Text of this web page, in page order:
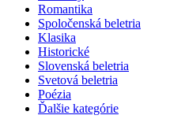
Romantika
Spoločenská beletria
Klasika
Historické
Slovenská beletria
Svetová beletria
Poézia
Ďalšie kategórie